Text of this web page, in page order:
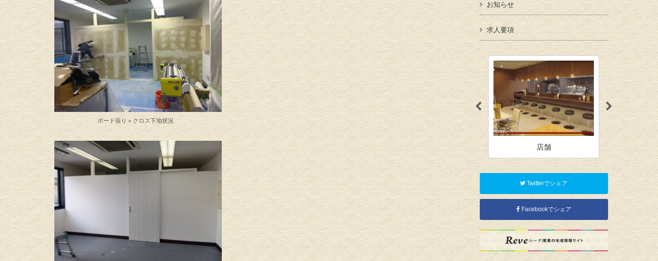
ボード張り＋クロス下地状況
お知らせ
求人要項
物品販売 住宅 店舗 オ
Twitterでシェア
Facebookでシェア